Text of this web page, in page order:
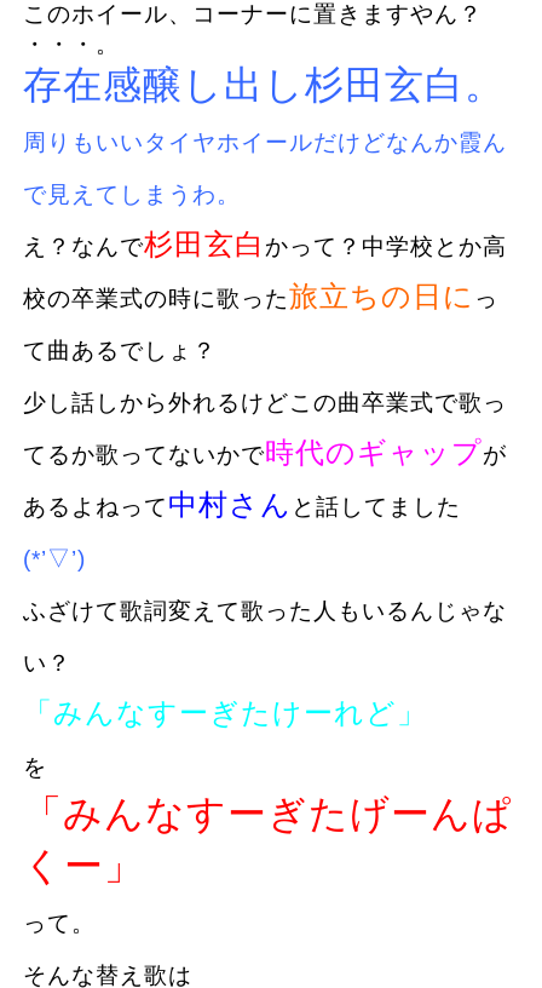
このホイール、コーナーに置きますやん？
・・・。
存在感醸し出し杉田玄白。
周りもいいタイヤホイールだけどなんか霞ん
で見えてしまうわ。
え？なんで杉田玄白 かって？中学校とか高
校の卒業式の時に歌った旅立ちの日に っ
て曲あるでしょ？
少し話しから外れるけどこの曲卒業式で歌っ
てるか歌ってないかで時代のギャップが
あるよねって中村さん と話してました
(*’▽’)
ふざけて歌詞変えて歌った人もいるんじゃな
い？
「みんなすーぎたけーれど」
を
「みんなすーぎたげーんぱ
くー」
って。
そんな替え歌は